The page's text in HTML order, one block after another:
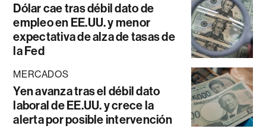
Dólar cae tras débil dato de
empleo en EE.UU. y menor
expectativa de alza de tasas de
la Fed
MERCADOS
Yen avanza tras el débil dato
laboral de EE.UU. y crece la
alerta por posible intervención